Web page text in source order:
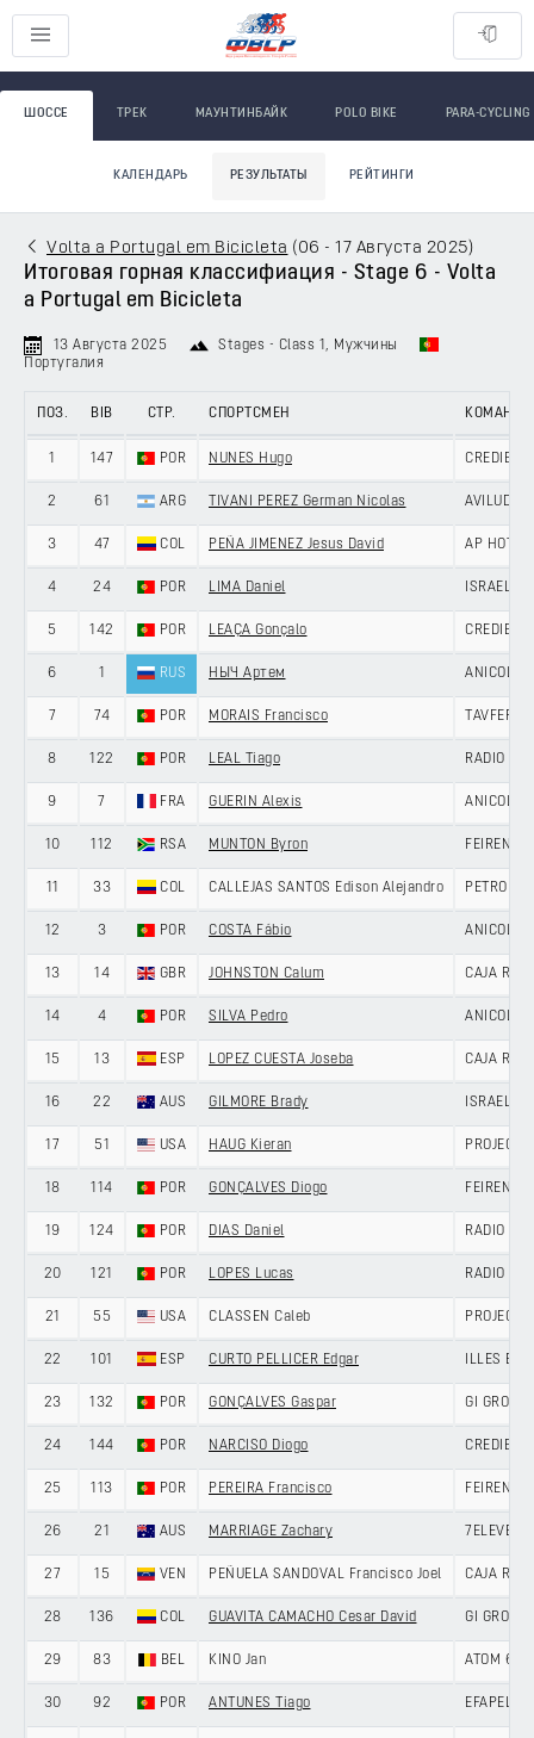
ШОССЕ ТРЕК МАУНТИНБАЙК POLO BIKE PARA-CYCLING
КАЛЕНДАРЬ РЕЗУЛЬТАТЫ РЕЙТИНГИ
Volta a Portugal em Bicicleta ( 06 - 17 Августа 2025)
Итоговая горная классифиация - Stage 6 - Volta
a Portugal em Bicicleta
13 Августа 2025 Stages - Class 1 , Мужчины
Португалия
ПОЗ. BIB СТР. СПОРТСМЕН КОМАНДА
1 147 POR NUNES Hugo
2 61 ARG TIVANI PEREZ German Nicolas AVILUDO -
3 47 COL PEÑA JIMENEZ Jesus David AP
4 24 POR LIMA Daniel ISRAEL
5 142 POR LEAÇA Gonçalo
6 1 RUS НЫЧ Артем
7 74 POR MORAIS Francisco TAVFER-
8 122 POR LEAL Tiago RADIO
9 7 FRA GUERIN Alexis
10 112 RSA MUNTON Byron FEIRENSE
11 33 COL CALLEJAS SANTOS Edison Alejandro
12 3 POR COSTA Fábio
13 14 GBR JOHNSTON Calum CAJA
14 4 POR SILVA Pedro
15 13 ESP LOPEZ CUESTA Joseba CAJA
16 22 AUS GILMORE Brady ISRAEL
17 51 USA HAUG Kieran PROJECT
18 114 POR GONÇALVES Diogo FEIRENSE
19 124 POR DIAS Daniel RADIO
20 121 POR LOPES Lucas RADIO
21 55 USA CLASSEN Caleb PROJECT
22 101 ESP CURTO PELLICER Edgar ILLES
23 132 POR GONÇALVES Gaspar GI GROUP
24 144 POR NARCISO Diogo
25 113 POR PEREIRA Francisco FEIRENSE
26 21 AUS MARRIAGE Zachary 7ELEVEN
27 15 VEN PEÑUELA SANDOVAL Francisco Joel CAJA
28 136 COL GUAVITA CAMACHO Cesar David GI GROUP
29 83 BEL KINO Jan ATOM 6
30 92 POR ANTUNES Tiago EFAPEL